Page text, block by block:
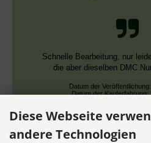
Schnelle Bearbeitung, nur
die aber dieselben DMC
Datum der
Datum der Kauferfahrung:
Diese Webseite
andere Technologien